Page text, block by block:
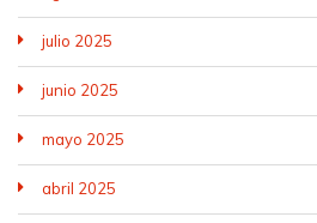
julio 2025
junio 2025
mayo 2025
abril 2025